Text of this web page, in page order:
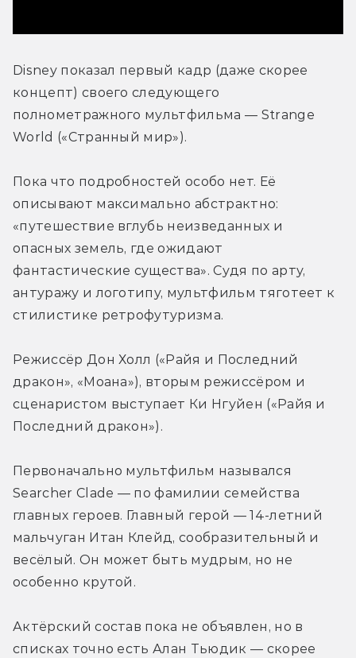
Disney показал первый кадр (даже скорее
концепт) своего следующего
полнометражного мультфильма — Strange
World («Странный мир»).
Пока что подробностей особо нет. Её
описывают максимально абстрактно:
«путешествие вглубь неизведанных и
опасных земель, где ожидают
фантастические существа». Судя по арту,
антуражу и логотипу, мультфильм тяготеет к
стилистике ретрофутуризма.
Режиссёр Дон Холл («Райя и Последний
дракон», «Моана»), вторым режиссёром и
сценаристом выступает Ки Нгуйен («Райя и
Последний дракон»).
Первоначально мультфильм назывался
Searcher Clade — по фамилии семейства
главных героев. Главный герой — 14-летний
мальчуган Итан Клейд, сообразительный и
весёлый. Он может быть мудрым, но не
особенно крутой.
Актёрский состав пока не объявлен, но в
списках точно есть Алан Тьюдик — скорее